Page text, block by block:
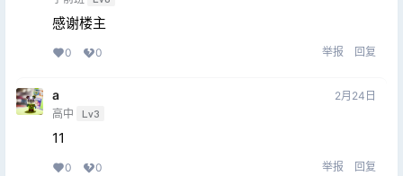
感谢楼主
0 0 举报 回复
a
高中 Lv3
2月24日
11
0 0 举报 回复